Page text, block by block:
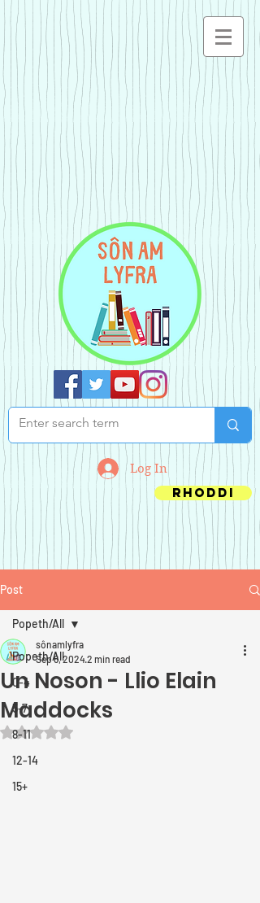
Log In
Rhoddi
Post
Popeth/All
0-4
5-7
8-11
12-14
15+
Popeth/All
Un Noson - Llio Elain
Maddocks
sônamlyfra
Sep 6, 20242 min read
Rated NaN out of 5 stars.